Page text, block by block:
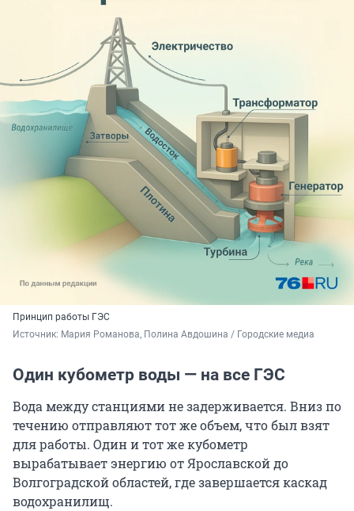
Принцип работы ГЭС
Источник: Мария Романова, Полина Авдошина / Городские медиа
Один кубометр воды — на все ГЭС
Вода между станциями не задерживается. Вниз по
течению отправляют тот же объем, что был взят
для работы. Один и тот же кубометр
вырабатывает энергию от Ярославской до
Волгоградской областей, где завершается каскад
водохранилищ.